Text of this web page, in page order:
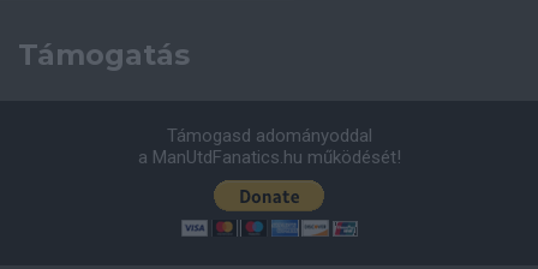
Támogatás
Támogasd adományoddal
a ManUtdFanatics.hu működését!